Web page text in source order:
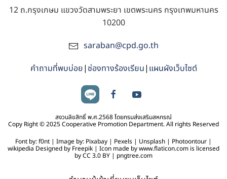
12 ถ.กรุงเกษม แขวงวัดสามพระยา เขตพระนคร กรุงเทพมหานคร
10200
saraban@cpd.go.th
คำถามที่พบบ่อย| ช่องทางร้องเรียน| แผนผังเว็บไซต์
สงวนลิขสิทธิ์ พ.ศ.2568 โดยกรมส่งเสริมสหกรณ์
Copy Right © 2025 Cooperative Promotion Department. All rights Reserved
Font by: f0nt | Image by: Pixabay | Pexels | Unsplash | Photoontour |
wikipedia Designed by Freepik | Icon made by www.flaticon.com is licensed
by CC 3.0 BY | pngtree.com